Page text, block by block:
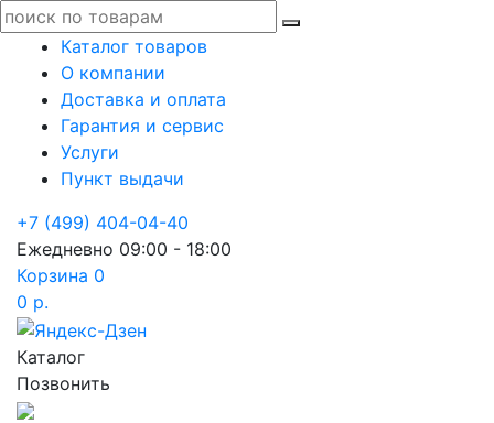
Каталог товаров
О компании
Доставка и оплата
Гарантия и сервис
Услуги
Пункт выдачи
+7 (499) 404-04-40
Ежедневно 09:00 - 18:00
Корзина 0
0 р.
Каталог
Позвонить